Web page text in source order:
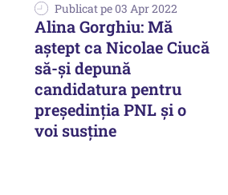
Publicat pe 03 Apr 2022
Alina Gorghiu: Mă
aștept ca Nicolae Ciucă
să-și depună
candidatura pentru
președinția PNL și o
voi susține